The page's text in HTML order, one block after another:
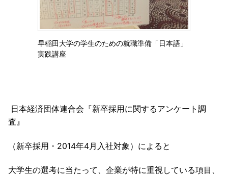
早稲田大学の学生のための就職準備「日本語」
実践講座
日本経済団体連合会『新卒採用に関するアンケート調
査』
（新卒採用・2014年4月入社対象）によると
大学生の選考に当たって、企業が特に重視している項目、